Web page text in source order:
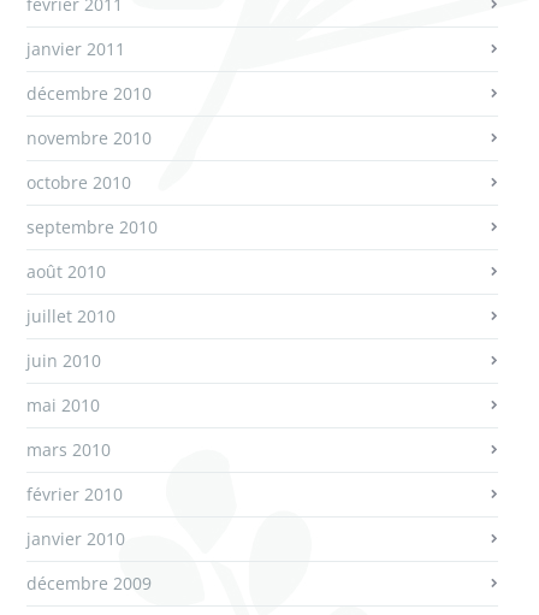
janvier 2011
décembre 2010
novembre 2010
octobre 2010
septembre 2010
août 2010
juillet 2010
juin 2010
mai 2010
mars 2010
février 2010
janvier 2010
décembre 2009